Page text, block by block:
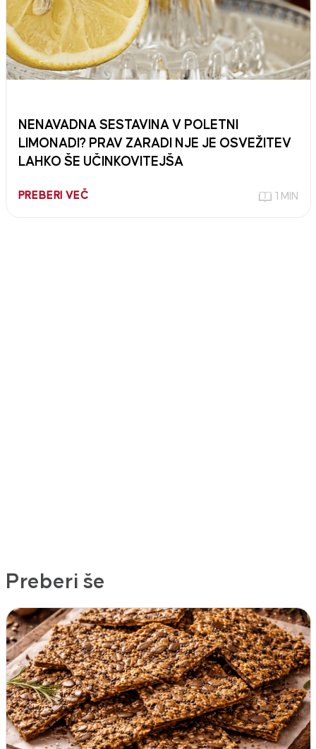
NENAVADNA SESTAVINA V POLETNI
LIMONADI? PRAV ZARADI NJE JE OSVEŽITEV
LAHKO ŠE UČINKOVITEJŠA
PREBERI VEČ 1 MIN
Preberi še